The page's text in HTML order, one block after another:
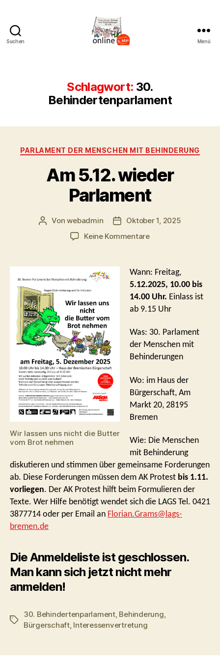
Suchen Menü
Schlagwort: 30.
Behindertenparlament
Kategorien
PARLAMENT DER MENSCHEN MIT BEHINDERUNG
Am 5.12. wieder
Parlament
Beitragsautor
Vonwebadmin Beitragsdatum
Oktober 1, 2025
Keine Kommentarezu
wieder
Parlament
Wir lassen uns nicht die Butter
vom Brot nehmen
Wann: Freitag,
5.12.2025, 10.00 bis
14.00 Uhr. Einlass ist
ab 9.15 Uhr
Was: 30. Parlament
der Menschen mit
Behinderungen
Wo: im Haus der
Bürgerschaft, Am
Markt 20, 28195
Bremen
Wie: Die Menschen
mit Behinderung
diskutieren und stimmen über gemeinsame Forderungen
ab. Diese Forderungen müssen dem AK Protest bis 1.11.
vorliegen. Der AK Protest hilft beim Formulieren der
Texte. Wer Hilfe benötigt wendet sich die LAGS Tel. 0421
3877714 oder per Email an Florian.Grams@lags-
bremen.de
Die Anmeldeliste ist geschlossen.
Man kann sich jetzt nicht mehr
anmelden!
Schlagwörter
30. Behindertenparlament, Behinderung,
Bürgerschaft, Interessenvertretung